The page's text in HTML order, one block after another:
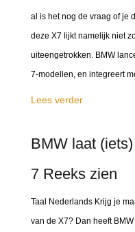
al is het nog de vraag of je
deze X7 lijkt namelijk niet
uiteengetrokken. BMW
7-modellen, en integreert
Lees verder
BMW laat
7 Reeks zien
Taal Nederlands Krijg je
van de X7? Dan heeft